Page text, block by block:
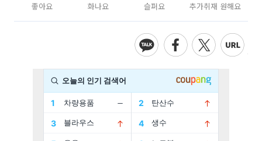
좋아요 화나요 슬퍼요 추가취재 원해요